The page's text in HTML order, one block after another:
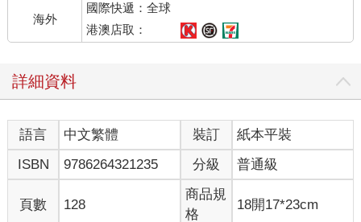
海外
國際快遞：全球
港澳店取：
詳細資料
語言 中文繁體 裝訂
紙本平裝
ISBN
9786264321235 分級 普通級
頁數 128
商品規
格
18開17*23cm